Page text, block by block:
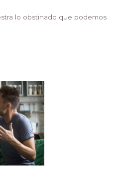
lo obstinado que podemos